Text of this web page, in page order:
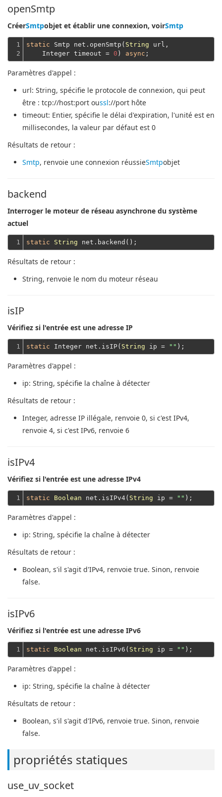
openSmtp
CréerSmtpobjet et établir une connexion, voirSmtp
1
2
static Smtp net.openSmtp( String url,
    Integer timeout =
0 ) async
Paramètres d'appel :
url: String, spécifie le protocole de connexion, qui peut
être : tcp://host:port oussl://port hôte
timeout: Entier, spécifie le délai d'expiration, l'unité est en
millisecondes, la valeur par défaut est 0
Résultats de retour :
Smtp, renvoie une connexion réussieSmtpobjet
backend
Interroger le moteur de réseau asynchrone du système
actuel
1 static String
Résultats de retour :
String, renvoie le nom du moteur réseau
isIP
Vérifiez si l'entrée est une adresse IP
1 static Integer net.isIP( String ip = ""
Paramètres d'appel :
ip: String, spécifie la chaîne à détecter
Résultats de retour :
Integer, adresse IP illégale, renvoie 0, si c'est IPv4,
renvoie 4, si c'est IPv6, renvoie 6
isIPv4
Vérifiez si l'entrée est une adresse IPv4
1 static Boolean net.isIPv4( String ip = ""
Paramètres d'appel :
ip: String, spécifie la chaîne à détecter
Résultats de retour :
Boolean, s'il s'agit d'IPv4, renvoie true. Sinon, renvoie
false.
isIPv6
Vérifiez si l'entrée est une adresse IPv6
1 static Boolean net.isIPv6( String ip = ""
Paramètres d'appel :
ip: String, spécifie la chaîne à détecter
Résultats de retour :
Boolean, s'il s'agit d'IPv6, renvoie true. Sinon, renvoie
false.
propriétés statiques
use_uv_socket